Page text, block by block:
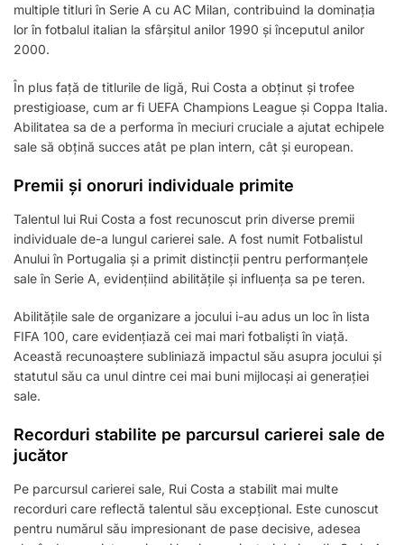
multiple titluri în Serie A cu AC Milan, contribuind la dominația
lor în fotbalul italian la sfârșitul anilor 1990 și începutul anilor
2000.
În plus față de titlurile de ligă, Rui Costa a obținut și trofee
prestigioase, cum ar fi UEFA Champions League și Coppa Italia.
Abilitatea sa de a performa în meciuri cruciale a ajutat echipele
sale să obțină succes atât pe plan intern, cât și european.
Premii și onoruri individuale primite
Talentul lui Rui Costa a fost recunoscut prin diverse premii
individuale de-a lungul carierei sale. A fost numit Fotbalistul
Anului în Portugalia și a primit distincții pentru performanțele
sale în Serie A, evidențiind abilitățile și influența sa pe teren.
Abilitățile sale de organizare a jocului i-au adus un loc în lista
FIFA 100, care evidențiază cei mai mari fotbaliști în viață.
Această recunoaștere subliniază impactul său asupra jocului și
statutul său ca unul dintre cei mai buni mijlocași ai generației
sale.
Recorduri stabilite pe parcursul carierei sale de
jucător
Pe parcursul carierei sale, Rui Costa a stabilit mai multe
recorduri care reflectă talentul său excepțional. Este cunoscut
pentru numărul său impresionant de pase decisive, adesea